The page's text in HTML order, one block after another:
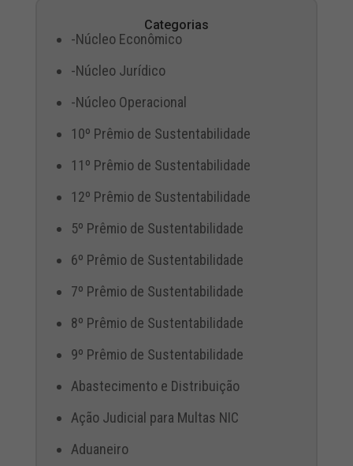
Categorias
-Núcleo Econômico
-Núcleo Jurídico
-Núcleo Operacional
10º Prêmio de Sustentabilidade
11º Prêmio de Sustentabilidade
12º Prêmio de Sustentabilidade
5º Prêmio de Sustentabilidade
6º Prêmio de Sustentabilidade
7º Prêmio de Sustentabilidade
8º Prêmio de Sustentabilidade
9º Prêmio de Sustentabilidade
Abastecimento e Distribuição
Ação Judicial para Multas NIC
Aduaneiro